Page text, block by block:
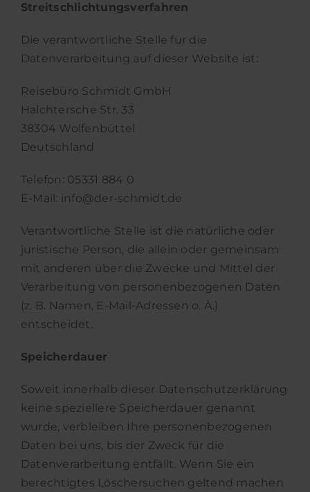
Streitschlichtungsverfahren
Die verantwortliche Stelle für die
Datenverarbeitung auf dieser Website ist:
Reisebüro Schmidt GmbH
Halchtersche Str. 33
38304 Wolfenbüttel
Deutschland
Telefon: 05331 884 0
E-Mail: info@der-schmidt.de
Verantwortliche Stelle ist die natürliche oder
juristische Person, die allein oder gemeinsam
mit anderen über die Zwecke und Mittel der
Verarbeitung von personenbezogenen Daten
(z. B. Namen, E-Mail-Adressen o. Ä.)
entscheidet.
Speicherdauer
Soweit innerhalb dieser Datenschutzerklärung
keine speziellere Speicherdauer genannt
wurde, verbleiben Ihre personenbezogenen
Daten bei uns, bis der Zweck für die
Datenverarbeitung entfällt. Wenn Sie ein
berechtigtes Löschersuchen geltend machen